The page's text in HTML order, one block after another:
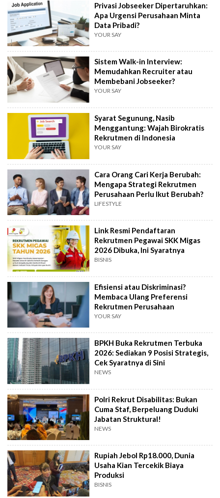
Privasi Jobseeker Dipertaruhkan:
Apa Urgensi Perusahaan Minta
Data Pribadi?
YOUR SAY
Sistem Walk-in Interview:
Memudahkan Recruiter atau
Membebani Jobseeker?
YOUR SAY
Syarat Segunung, Nasib
Menggantung: Wajah Birokratis
Rekrutmen di Indonesia
YOUR SAY
Cara Orang Cari Kerja Berubah:
Mengapa Strategi Rekrutmen
Perusahaan Perlu Ikut Berubah?
LIFESTYLE
Link Resmi Pendaftaran
Rekrutmen Pegawai SKK Migas
2026 Dibuka, Ini Syaratnya
BISNIS
Efisiensi atau Diskriminasi?
Membaca Ulang Preferensi
Rekrutmen Perusahaan
YOUR SAY
BPKH Buka Rekrutmen Terbuka
2026: Sediakan 9 Posisi Strategis,
Cek Syaratnya di Sini
NEWS
Polri Rekrut Disabilitas: Bukan
Cuma Staf, Berpeluang Duduki
Jabatan Struktural!
NEWS
Rupiah Jebol Rp18.000, Dunia
Usaha Kian Tercekik Biaya
Produksi
BISNIS